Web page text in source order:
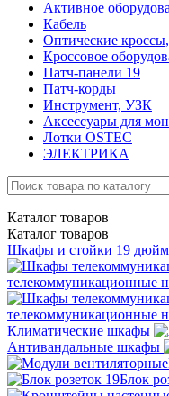
Активное
Кабель
Оптические
Кроссовое
Патч-панели 19
Патч-корды
Инструмент, УЗК
Аксессуары для
Лотки OSTEC
ЭЛЕКТРИКА
Каталог товаров
Каталог товаров
Шкафы и стойки 19
телекоммуникационные
телекоммуникационные
Климатические шкафы
Антивандальные шкафы
Блок